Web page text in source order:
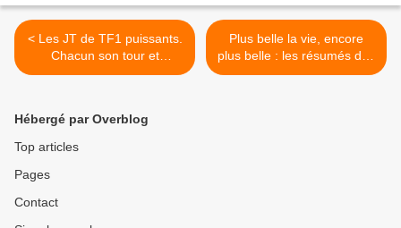
< Les JT de TF1 puissants.
Chacun son tour et
Reportages découverte
timidement, le 03/02/24
Plus belle la vie, encore
plus belle : les résumés des
épisodes du 05 au
Hébergé par Overblog
Top articles
Pages
Contact